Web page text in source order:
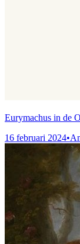
Eurymachus in de
16 februari 2024•